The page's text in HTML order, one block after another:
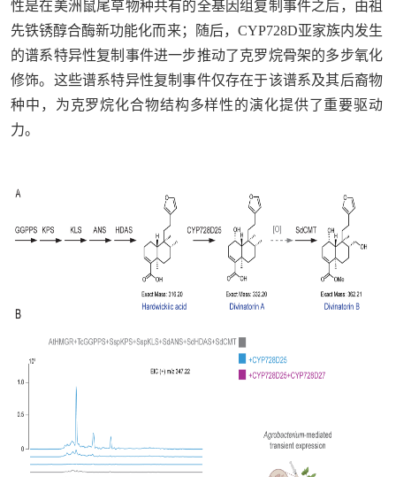
性是在美洲鼠尾草物种共有的全基因组复制事件之后，由祖
先铁锈醇合酶新功能化而来；随后，CYP728D亚家族内发生
的谱系特异性复制事件进一步推动了克罗烷骨架的多步氧化
修饰。这些谱系特异性复制事件仅存在于该谱系及其后裔物
种中，为克罗烷化合物结构多样性的演化提供了重要驱动
力。